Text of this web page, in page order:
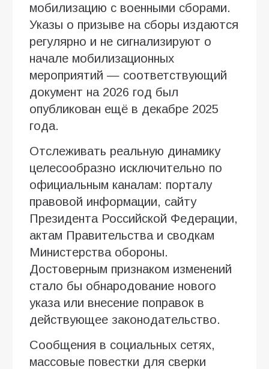
мобилизацию с военными сборами.
Указы о призыве на сборы издаются
регулярно и не сигнализируют о
начале мобилизационных
мероприятий — соответствующий
документ на 2026 год был
опубликован ещё в декабре 2025
года.
Отслеживать реальную динамику
целесообразно исключительно по
официальным каналам: порталу
правовой информации, сайту
Президента Российской Федерации,
актам Правительства и сводкам
Министерства обороны.
Достоверным признаком изменений
стало бы обнародование нового
указа или внесение поправок в
действующее законодательство.
Сообщения в социальных сетях,
массовые повестки для сверки